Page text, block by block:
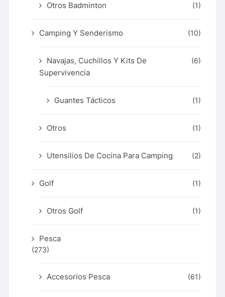
Otros Badminton (1)
Camping Y Senderismo (10)
Navajas, Cuchillos Y Kits De
Supervivencia
(6)
Guantes Tácticos (1)
Otros (1)
Utensilios De Cocina Para Camping (2)
Golf (1)
Otros Golf (1)
Pesca
(273)
Accesorios Pesca (61)